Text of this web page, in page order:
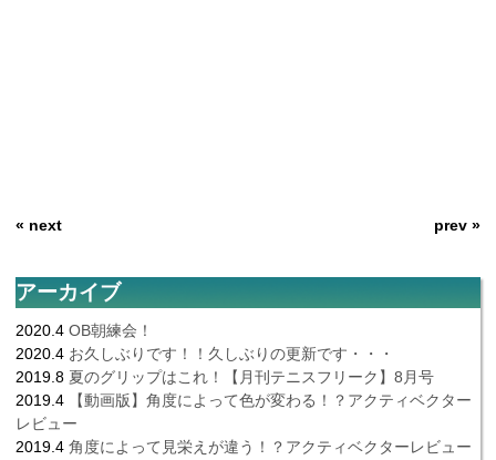
« next prev »
アーカイブ
2020.4 OB朝練会！
2020.4 お久しぶりです！！久しぶりの更新です・・・
2019.8 夏のグリップはこれ！【月刊テニスフリーク】8月号
2019.4
【動画版】角度によって色が変わる！？アクティベクター
レビュー
2019.4 角度によって見栄えが違う！？アクティベクターレビュー